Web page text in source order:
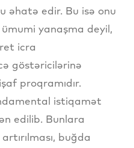
əhatə edir. Bu isə onu
yanaşma deyil,
icra
göstəricilərinə
proqramıdır.
istiqamət
edilib. Bunlara
buğda